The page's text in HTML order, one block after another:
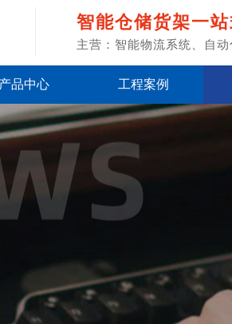
主营：智能物流系统、自
智能仓储货架一
产品中心 工程案例